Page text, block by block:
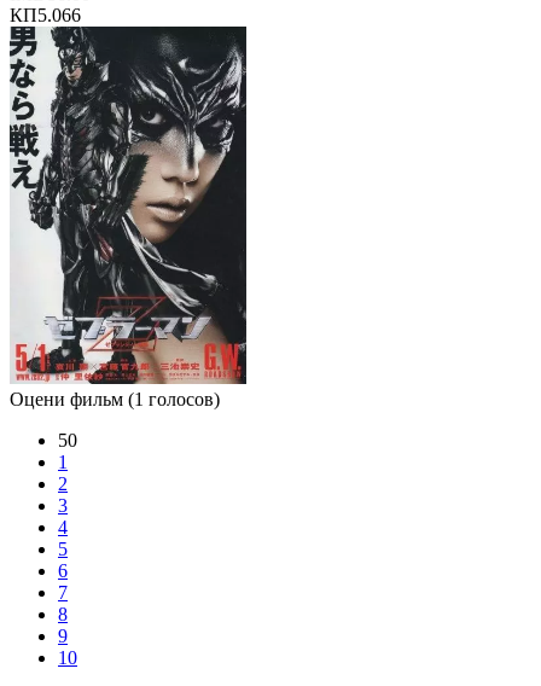
КП5.066
Оцени фильм (1 голосов)
50
1
2
3
4
5
6
7
8
9
10